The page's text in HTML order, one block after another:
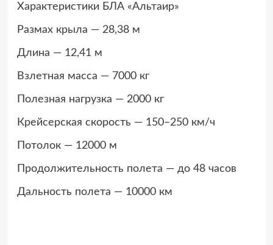
Характеристики БЛА «Альтаир»
Размах крыла — 28,38 м
Длина — 12,41 м
Взлетная масса — 7000 кг
Полезная нагрузка — 2000 кг
Крейсерская скорость — 150–250 км/ч
Потолок — 12000 м
Продолжительность полета — до 48 часов
Дальность полета — 10000 км